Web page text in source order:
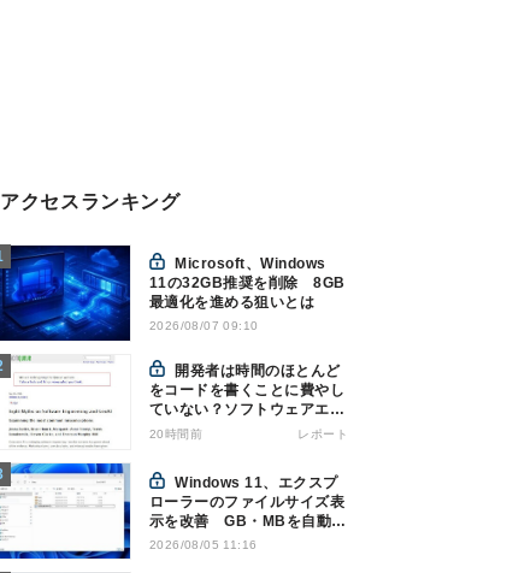
アクセスランキング
11の32GB推奨を削除 8GB
最適化を進める狙いとは
2026/08/07 09:10
をコードを書くことに費やし
ていない？ソフトウェアエン
ジニアリングにおけるAIの8
20時間前 レポート
Windows 11、エクスプ
ローラーのファイルサイズ表
示を改善 GB・MBを自動表
示へ
2026/08/05 11:16